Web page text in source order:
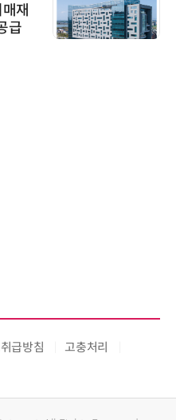
재
급
급방침
고충처리